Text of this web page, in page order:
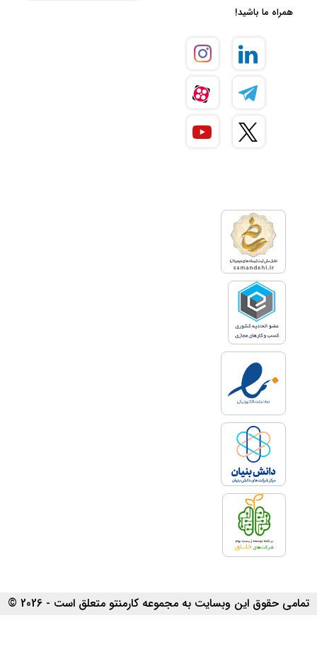
همراه ما باشید!
تمامی حقوق این وبسایت به مجموعه کارمنتو متعلق است - 2026 ©